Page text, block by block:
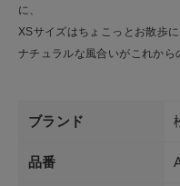
に、
XSサイズはちょこっとお散歩に
ナチュラルな風合いがこれから
ブランド
品番